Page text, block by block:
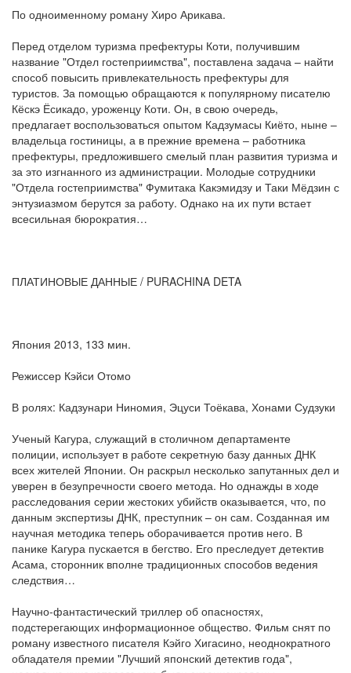
По одноименному роману Хиро Арикава.
Перед отделом туризма префектуры Коти, получившим
название "Отдел гостеприимства", поставлена задача – найти
способ повысить привлекательность префектуры для
туристов. За помощью обращаются к популярному писателю
Кёскэ Ёсикадо, уроженцу Коти. Он, в свою очередь,
предлагает воспользоваться опытом Кадзумасы Киёто, ныне –
владельца гостиницы, а в прежние времена – работника
префектуры, предложившего смелый план развития туризма и
за это изгнанного из администрации. Молодые сотрудники
"Отдела гостеприимства" Фумитака Какэмидзу и Таки Мёдзин с
энтузиазмом берутся за работу. Однако на их пути встает
всесильная бюрократия…
ПЛАТИНОВЫЕ ДАННЫЕ / PURACHINA DETA
Япония 2013, 133 мин.
Режиссер Кэйси Отомо
В ролях: Кадзунари Ниномия, Эцуси Тоёкава, Хонами Судзуки
Ученый Кагура, служащий в столичном департаменте
полиции, использует в работе секретную базу данных ДНК
всех жителей Японии. Он раскрыл несколько запутанных дел и
уверен в безупречности своего метода. Но однажды в ходе
расследования серии жестоких убийств оказывается, что, по
данным экспертизы ДНК, преступник – он сам. Созданная им
научная методика теперь оборачивается против него. В
панике Кагура пускается в бегство. Его преследует детектив
Асама, сторонник вполне традиционных способов ведения
следствия…
Научно-фантастический триллер об опасностях,
подстерегающих информационное общество. Фильм снят по
роману известного писателя Кэйго Хигасино, неоднократного
обладателя премии "Лучший японский детектив года",